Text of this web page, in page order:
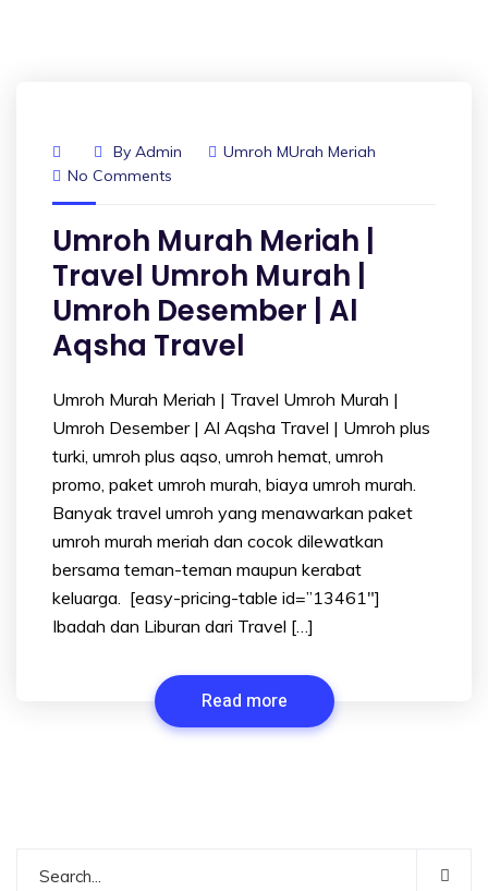
By Admin
Umroh MUrah Meriah
No Comments
Umroh Murah Meriah |
Travel Umroh Murah |
Umroh Desember | Al
Aqsha Travel
Umroh Murah Meriah | Travel Umroh Murah |
Umroh Desember | Al Aqsha Travel | Umroh plus
turki, umroh plus aqso, umroh hemat, umroh
promo, paket umroh murah, biaya umroh murah.
Banyak travel umroh yang menawarkan paket
umroh murah meriah dan cocok dilewatkan
bersama teman-teman maupun kerabat
keluarga. [easy-pricing-table id=”13461″]
Ibadah dan Liburan dari Travel […]
Read more